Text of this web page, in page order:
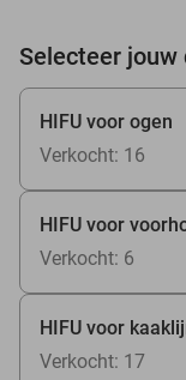
Selecteer jouw
HIFU voor ogen
Verkocht: 16
HIFU voor
Verkocht: 6
HIFU voor
Verkocht: 17